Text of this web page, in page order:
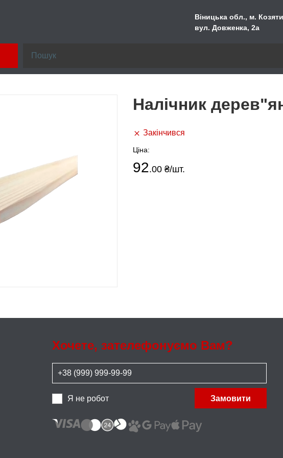
Віницька обл., м.
вул. Довженка, 2а
Налічник
Закінчився
Ціна:
92.00 ₴/шт.
Хочете, зателефонуємо Вам?
Я не робот Замовити